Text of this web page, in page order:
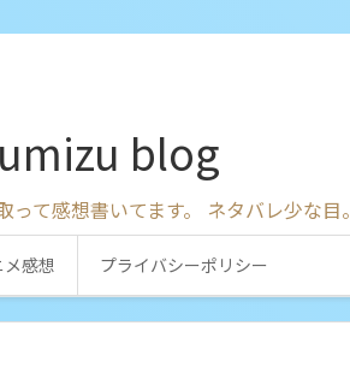
blog
て感想書いてます。 ネタバレ少な目。
メ感想 プライバシーポリシー